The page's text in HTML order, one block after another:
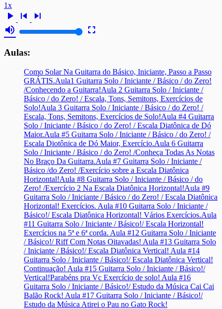
1x
play_arrow skip_previous
skip_next
volume_up
fullscreen
Aulas:
Como Solar Na Guitarra do Básico, Iniciante, Passo a Passo
GRÁTIS.Aula1 Guitarra Solo / Iniciante / Básico / do Zero!
/Conhecendo a Guitarra!Aula 2 Guitarra Solo / Iniciante /
Básico / do Zero! / Escala, Tons, Semitons, Exercícios de
Solo!Aula 3 Guitarra Solo / Iniciante / Básico / do Zero! /
Escala, Tons, Semitons, Exercícios de Solo!Aula #4 Guitarra
Solo / Iniciante / Básico / do Zero! / Escala Diatônica de Dó
Maior.Aula #5 Guitarra Solo / Iniciante / Básico / do Zero! /
Escala Diotônica de Dó Maior, Exercício.Aula 6 Guitarra
Solo / Iniciante / Básico / do Zero! /Conheça Todas As Notas
No Braço Da Guitarra.Aula #7 Guitarra Solo / Iniciante /
Básico /do Zero! /Exercício sobre a Escala Diatônica
Horizontal!Aula #8 Guitarra Solo / Iniciante / Básico / do
Zero! /Exercício 2 Na Escala Diatônica Horizontal!Aula #9
Guitarra Solo / Iniciante / Básico / do Zero! / Escala Diatônica
Horizontal! Exercícios. Aula #10 Guitarra Solo / Iniciante /
Básico!/ Escala Diatônica Horizontal! Vários Exercícios.Aula
#11 Guitarra Solo / Iniciante / Básico!/ Escala Horizontal!
Exercícios na 5ª e 6ª corda. Aula #12 Guitarra Solo / Iniciante
/ Básico!/ Riff Com Notas Oitavadas! Aula #13 Guitarra Solo
/ Iniciante / Básico!/ Escala Diatônica Vertical! Aula #14
Guitarra Solo / Iniciante / Básico!/ Escala Diatônica Vertical!
Continuação! Aula #15 Guitarra Solo / Iniciante / Básico!/
Vertical!Parabéns pra Vc Exercício de solo! Aula #16
Guitarra Solo / Iniciante / Básico!/ Estudo da Música Cai Cai
Balão Rock! Aula #17 Guitarra Solo / Iniciante / Básico!/
Estudo da Música Atirei o Pau no Gato Rock!